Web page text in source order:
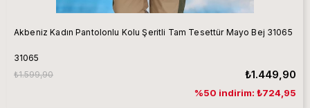
Akbeniz Kadın Pantolonlu Kolu Şeritli Tam Tesettür Mayo Bej 31065
31065
₺1.449,90
₺1.599,90
%50 indirim: ₺724,95